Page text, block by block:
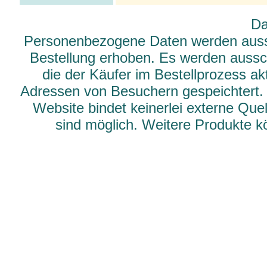
Personenbezogene Daten werden
Bestellung erhoben. Es werden
die der Käufer im Bestellprozess
Adressen von Besuchern
Website bindet keinerlei externe
sind möglich. Weitere Produkte